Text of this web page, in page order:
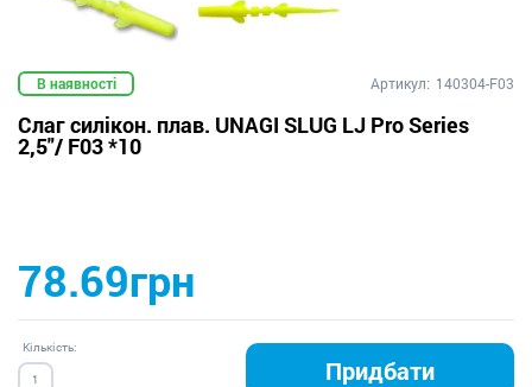
В наявності Артикул: 140304-F03
Слаг силікон. плав. UNAGI SLUG LJ Pro Series
2,5"/ F03 *10
78.69грн
Кількість:
Придбати